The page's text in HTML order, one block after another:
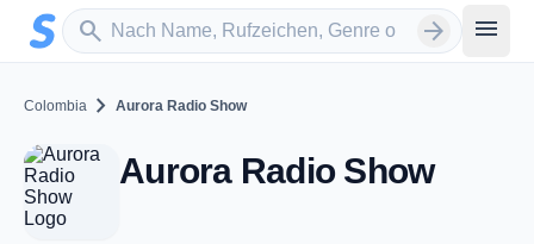
Zum Hauptinhalt springen
search
Sender suchen arrow_forward menu
Colombia chevron_right Aurora Radio Show
Aurora Radio Show